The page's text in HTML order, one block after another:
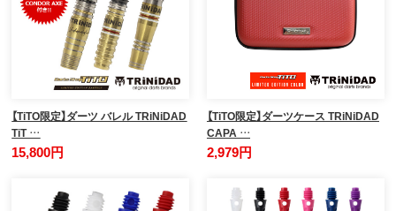
【TiTO限定】ダーツ バレル TRiNiDAD
TiT …
15,800円
【TiTO限定】ダーツケース TRiNiDAD
CAPA …
2,979円